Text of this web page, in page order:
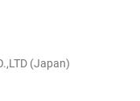
(Japan)